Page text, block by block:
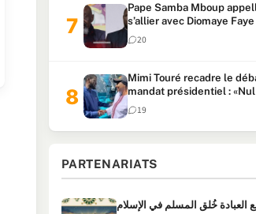
Pape Samba Mboup
s’allier avec Diomaye
locales et tacle Sonko
20
Mimi Touré recadre le
mandat présidentiel :
faire plus de deux mandats
consécutifs de 5 ans»
19
PARTENARIATS
العبادة خُلق المسلم في الإسلام